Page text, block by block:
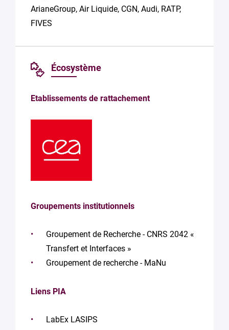
ArianeGroup, Air Liquide, CGN, Audi, RATP,
FIVES
Écosystème
Etablissements de rattachement
Groupements institutionnels
Groupement de Recherche - CNRS 2042 «
Transfert et Interfaces »
Groupement de recherche - MaNu
Liens PIA
LabEx LASIPS